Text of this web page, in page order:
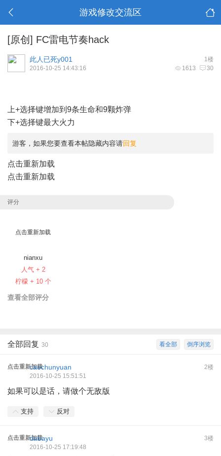
游戏修改交流区
[原创] FC雷电节奏hack
1楼
此人已死y001
1613 30
2016-10-25 14:43:16
上+选择键增加到9条生命和9颗炸弹
下+选择键最大火力
游客，如果您要查看本帖隐藏内容请回复
点击重新加载
点击重新加载
评分
点击重新加载
nianxu
人气 + 2
柠檬 + 10 个
查看全部评分
倒序浏览
看全部
全部回复 30
点击重新加载 2楼
caochunyuan
2016-10-25 15:51:51
如果可以是话，请做个无敌版
支持 反对
点击重新加载 3楼
dabayu
2016-10-25 17:19:48